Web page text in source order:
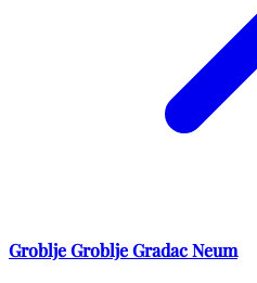
Groblje Groblje Gradac Neum